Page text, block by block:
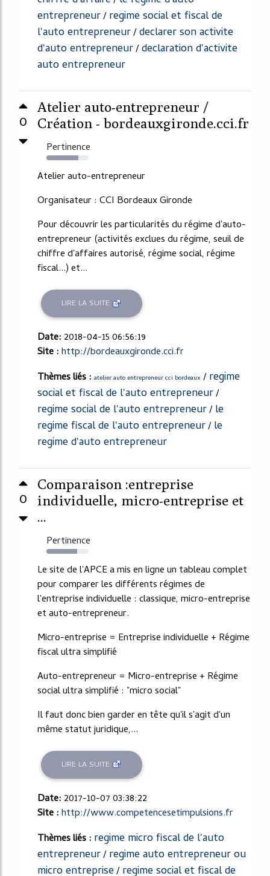
entrepreneur/regime social et fiscal de
l'auto entrepreneur/declarer son activite
d'auto entrepreneur/declaration d'activite
auto entrepreneur
0
Atelier auto-entrepreneur /
Création - bordeauxgironde.cci.fr
Pertinence
75%
Atelier auto-entrepreneur
Organisateur : CCI Bordeaux Gironde
Pour découvrir les particularités du régime d'auto-
entrepreneur (activités exclues du régime, seuil de
chiffre d'affaires autorisé, régime social, régime
fiscal...) et...
LIRE LA SUITE
Date: 2018-04-15 06:56:19
Site :http://bordeauxgironde.cci.fr
Thèmes liés : atelier auto entrepreneur cci bordeaux /regime
social et fiscal de l'auto entrepreneur/
regime social de l'auto entrepreneur/le
regime fiscal de l'auto entrepreneur/le
regime d'auto entrepreneur
0
Comparaison :entreprise
individuelle, micro-entreprise et
...
Pertinence
73%
Le site de l'APCE a mis en ligne un tableau complet
pour comparer les différents régimes de
l'entreprise individuelle : classique, micro-entreprise
et auto-entrepreneur.
Micro-entreprise = Entreprise individuelle + Régime
fiscal ultra simplifié
Auto-entrepreneur = Micro-entreprise + Régime
social ultra simplifié : "micro social"
Il faut donc bien garder en tête qu'il s'agit d'un
même statut juridique,...
LIRE LA SUITE
Date: 2017-10-07 03:38:22
Site :http://www.competencesetimpulsions.fr
Thèmes liés : regime micro fiscal de l'auto
entrepreneur/regime auto entrepreneur ou
micro entreprise/regime social et fiscal de